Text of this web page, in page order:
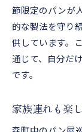
節限定のパンが
的な製法を守り
供しています。
通じて、自分だ
です。
家族連れも楽